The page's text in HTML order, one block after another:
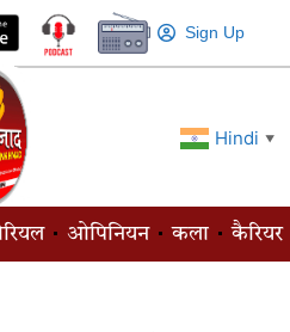
Sign Up
Hindi ▼
ओपिनियन कला कैरियर